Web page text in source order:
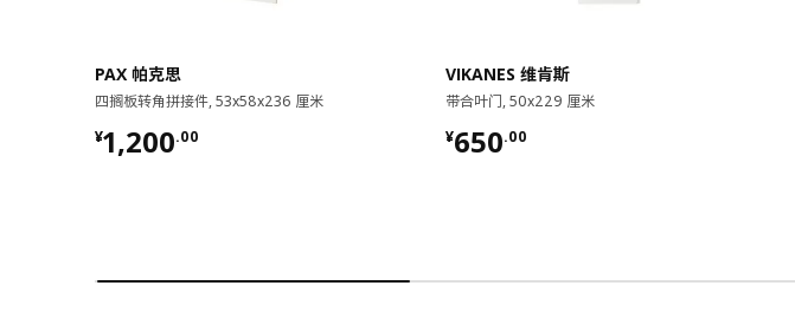
PAX 帕克思
四搁板转角拼接件, 53x58x236 厘米
¥1,200.00
¥ 1200.00
VIKANES 维肯斯
带合叶门, 50x229 厘米
¥650.00
¥ 650.00